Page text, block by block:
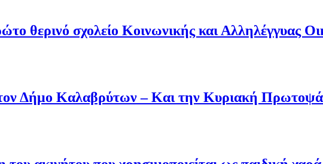
θερινό σχολείο Κοινωνικής και Αλληλέγγυας
στον Δήμο Καλαβρύτων – Και την Κυριακή